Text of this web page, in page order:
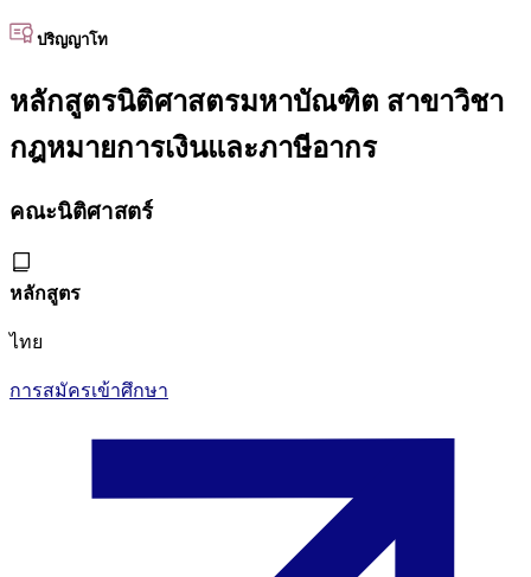
ปริญญาโท
หลักสูตรนิติศาสตรมหาบัณฑิต สาขาวิชา
กฎหมายการเงินและภาษีอากร
คณะนิติศาสตร์
หลักสูตร
ไทย
การสมัครเข้าศึกษา